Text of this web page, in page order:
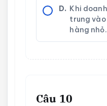
D. Khi
trung vào
hàng nhỏ.
Câu 10